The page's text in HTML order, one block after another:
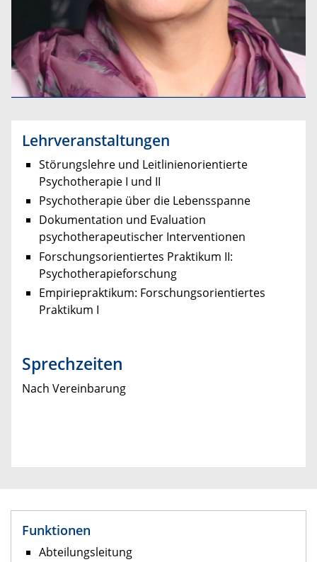
Lehrveranstaltungen
Störungslehre und Leitlinienorientierte
Psychotherapie I und II
Psychotherapie über die Lebensspanne
Dokumentation und Evaluation
psychotherapeutischer Interventionen
Forschungsorientiertes Praktikum II:
Psychotherapieforschung
Empiriepraktikum: Forschungsorientiertes
Praktikum I
Sprechzeiten
Nach Vereinbarung
Funktionen
Abteilungsleitung